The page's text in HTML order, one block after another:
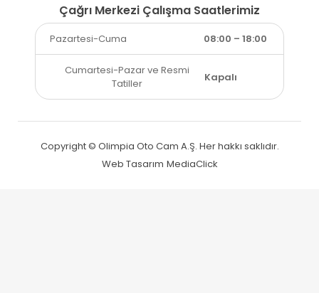
Çağrı Merkezi Çalışma Saatlerimiz
Pazartesi-Cuma 08:00 – 18:00
Cumartesi-Pazar ve Resmi
Tatiller
Kapalı
Copyright © Olimpia Oto Cam A.Ş. Her hakkı saklıdır.
Web Tasarım MediaClick